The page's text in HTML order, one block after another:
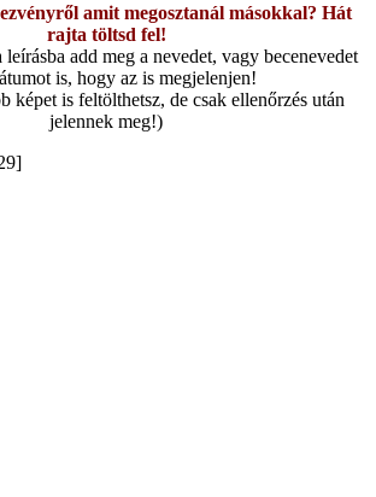
amit megosztanál másokkal? Hát
rajta töltsd fel!
add meg a nevedet, vagy becenevedet
is, hogy az is megjelenjen!
képet is feltölthetsz, de csak ellenőrzés után
jelennek meg!)